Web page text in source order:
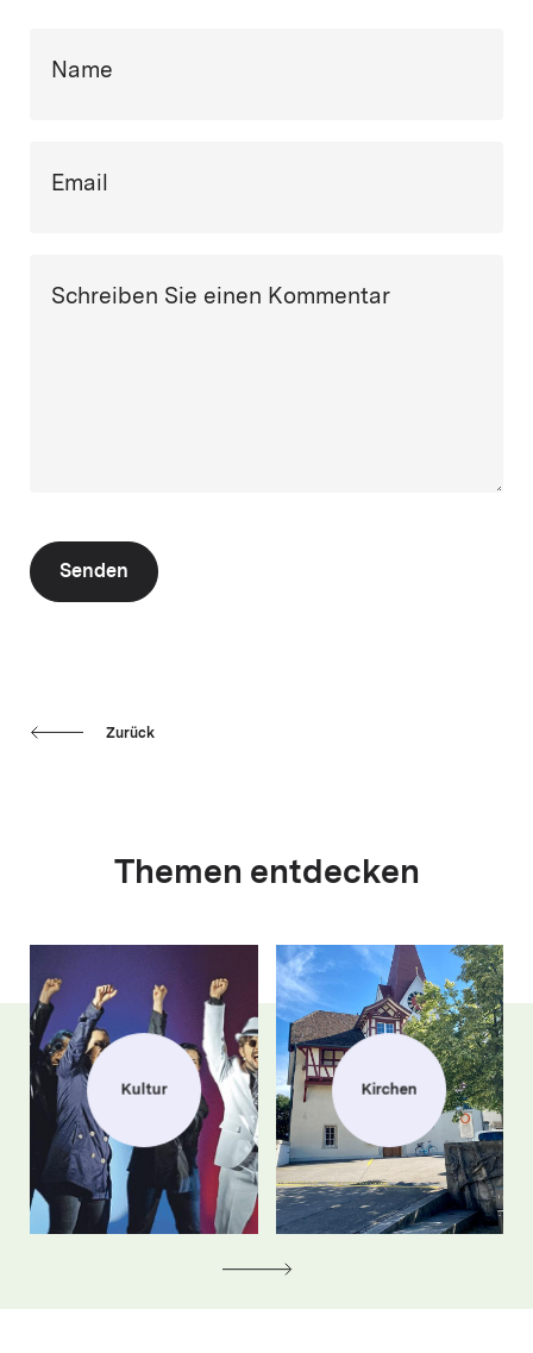
Name
Email
Schreiben Sie einen Kommentar
Senden
Zurück
Themen entdecken
Kultur Kirchen